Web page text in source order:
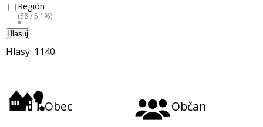
Región
(58 / 5.1%)
Hlasuj
Hlasy: 1140
Obec Občan